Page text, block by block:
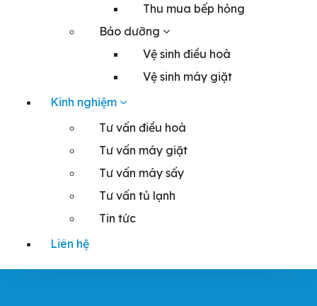
Thu mua bếp hỏng
Bảo dưỡng
Vệ sinh điều hoà
Vệ sinh máy giặt
Kinh nghiệm
Tư vấn điều hoà
Tư vấn máy giặt
Tư vấn máy sấy
Tư vấn tủ lạnh
Tin tức
Liên hệ